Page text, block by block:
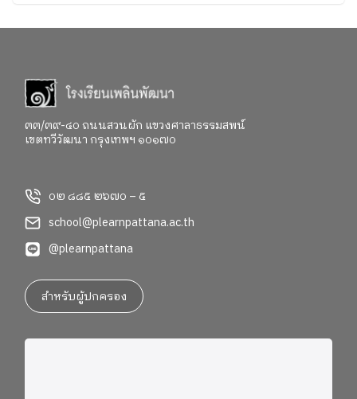
๓๓/๓๙-๔๐ ถนนสวนผัก แขวงศาลาธรรมสพน์
เขตทวีวัฒนา กรุงเทพฯ ๑๐๑๗๐
๐๒ ๘๘๕ ๒๖๗๐ – ๕
school@plearnpattana.ac.th
@plearnpattana
สำหรับผู้ปกครอง